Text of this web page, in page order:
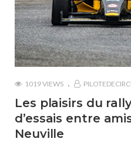
1019 VIEWS
Les plaisirs du
d’essais entre
Neuville